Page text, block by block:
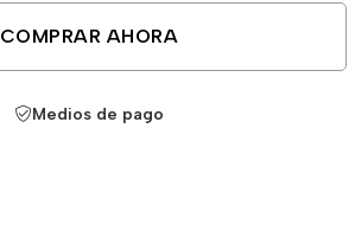
COMPRAR AHORA
Medios de pago